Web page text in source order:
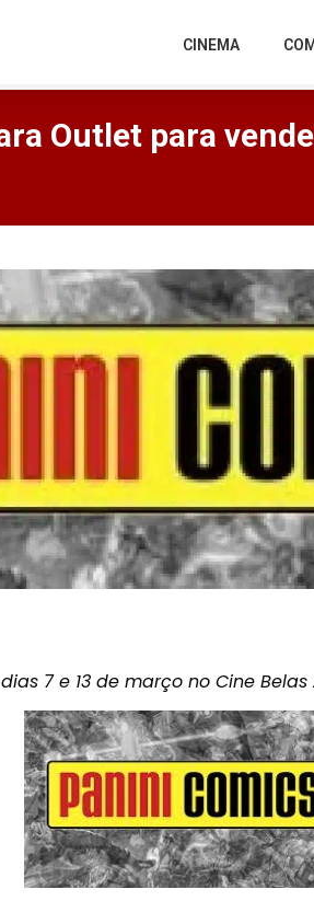
CINEMA
Outlet para
7 e 13 de março no Cine